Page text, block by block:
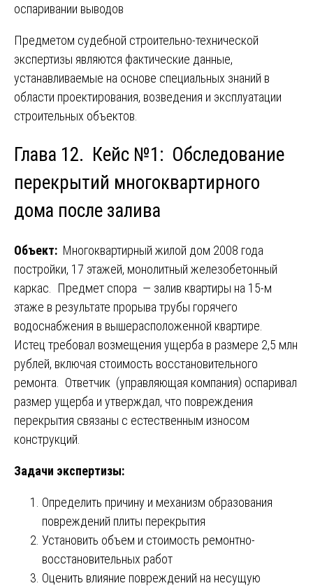
оспаривании выводов
Предметом судебной строительно-технической
экспертизы являются фактические данные,
устанавливаемые на основе специальных знаний в
области проектирования, возведения и эксплуатации
строительных объектов.
Глава 12. Кейс №1: Обследование
перекрытий многоквартирного
дома после залива
Объект: Многоквартирный жилой дом 2008 года
постройки, 17 этажей, монолитный железобетонный
каркас. Предмет спора — залив квартиры на 15-м
этаже в результате прорыва трубы горячего
водоснабжения в вышерасположенной квартире.
Истец требовал возмещения ущерба в размере 2,5 млн
рублей, включая стоимость восстановительного
ремонта. Ответчик (управляющая компания) оспаривал
размер ущерба и утверждал, что повреждения
перекрытия связаны с естественным износом
конструкций.
Задачи экспертизы:
Определить причину и механизм образования
повреждений плиты перекрытия
Установить объем и стоимость ремонтно-
восстановительных работ
Оценить влияние повреждений на несущую